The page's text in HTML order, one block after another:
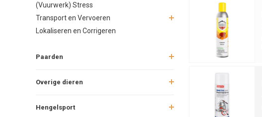
(Vuurwerk) Stress
Transport en Vervoeren
Lokaliseren en Corrigeren
Paarden
Overige dieren
Hengelsport